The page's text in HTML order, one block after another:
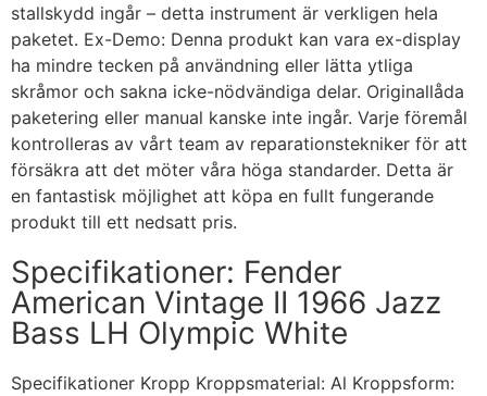
stallskydd ingår – detta instrument är verkligen hela
paketet. Ex-Demo: Denna produkt kan vara ex-display
ha mindre tecken på användning eller lätta ytliga
skråmor och sakna icke-nödvändiga delar. Originallåda
paketering eller manual kanske inte ingår. Varje föremål
kontrolleras av vårt team av reparationstekniker för att
försäkra att det möter våra höga standarder. Detta är
en fantastisk möjlighet att köpa en fullt fungerande
produkt till ett nedsatt pris.
Specifikationer: Fender
American Vintage II 1966 Jazz
Bass LH Olympic White
Specifikationer Kropp Kroppsmaterial: Al Kroppsform: